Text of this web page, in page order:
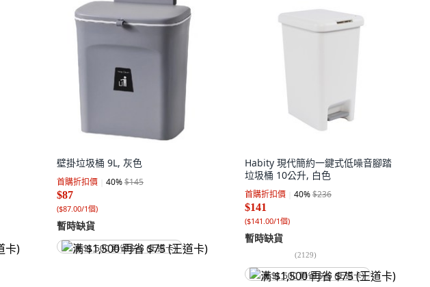
壁掛垃圾桶 9L, 灰色
首購折扣價 40%$145
$87
($87.00/1個)
暫時缺貨
满 $1,500 再省 $75 (王道卡)
Habity 現代簡約一鍵式低噪音腳踏
垃圾桶 10公升, 白色
首購折扣價 40%$236
$141
($141.00/1個)
暫時缺貨
(2129)
满 $1,500 再省 $75 (王道卡)